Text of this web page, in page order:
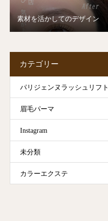
素材を活かしてのデザイン
カテゴリー
パリジェンヌラッシュリフト
眉毛パーマ
Instagram
未分類
カラーエクステ